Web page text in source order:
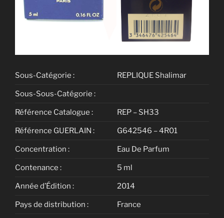
Sous-Catégorie : REPLIQUE Shalimar
Sous-Sous-Catégorie :
Référence Catalogue : REP – SH33
Référence GUERLAIN : G642546 – 4R01
Concentration : Eau De Parfum
Contenance : 5 ml
Année d’Édition : 2014
Pays de distribution : France